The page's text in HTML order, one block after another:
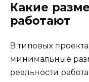
Какие
работают
В типовых
минимальные
реальности